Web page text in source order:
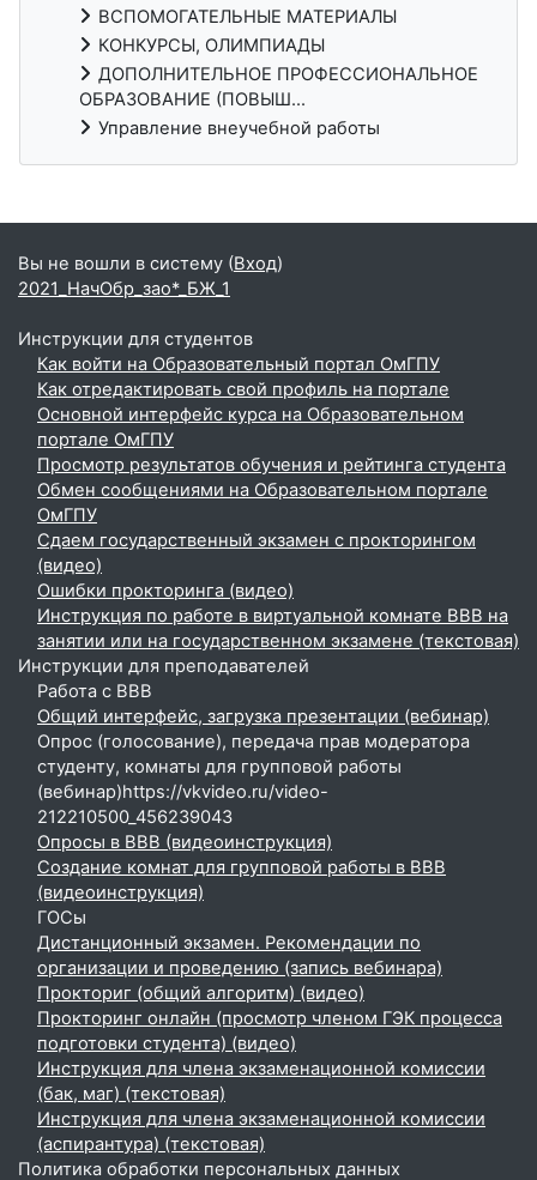
ВСПОМОГАТЕЛЬНЫЕ МАТЕРИАЛЫ
КОНКУРСЫ, ОЛИМПИАДЫ
ДОПОЛНИТЕЛЬНОЕ ПРОФЕССИОНАЛЬНОЕ
ОБРАЗОВАНИЕ (ПОВЫШ...
Управление внеучебной работы
Дополнительные блоки
Вы не вошли в систему (Вход)
2021_НачОбр_зао*_БЖ_1
Инструкции для студентов
Как войти на Образовательный портал ОмГПУ
Как отредактировать свой профиль на портале
Основной интерфейс курса на Образовательном
портале ОмГПУ
Просмотр результатов обучения и рейтинга студента
Обмен сообщениями на Образовательном портале
ОмГПУ
Сдаем государственный экзамен с прокторингом
(видео)
Ошибки прокторинга (видео)
Инструкция по работе в виртуальной комнате BBB на
занятии или на государственном экзамене (текстовая)
Инструкции для преподавателей
Работа с BBB
Общий интерфейс, загрузка презентации (вебинар)
Опрос (голосование), передача прав модератора
студенту, комнаты для групповой работы
(вебинар)https://vkvideo.ru/video-
212210500_456239043
Опросы в BBB (видеоинструкция)
Создание комнат для групповой работы в BBB
(видеоинструкция)
ГОСы
Дистанционный экзамен. Рекомендации по
организации и проведению (запись вебинара)
Прокториг (общий алгоритм) (видео)
Прокторинг онлайн (просмотр членом ГЭК процесса
подготовки студента) (видео)
Инструкция для члена экзаменационной комиссии
(бак, маг) (текстовая)
Инструкция для члена экзаменационной комиссии
(аспирантура) (текстовая)
Политика обработки персональных данных